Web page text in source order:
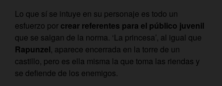
Lo que sí se intuye en su personaje es todo un
esfuerzo por crear referentes para el público juvenil
que se salgan de la norma. ‘La princesa’, al igual que
Rapunzel, aparece encerrada en la torre de un
castillo, pero es ella misma la que toma las riendas y
se defiende de los enemigos.